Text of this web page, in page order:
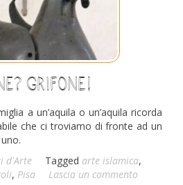
Grifone!
a un’aquila o un’aquila ricorda
che ci troviamo di fronte ad un
d'Arte Tagged arte islamica,
, Pisa Lascia un commento